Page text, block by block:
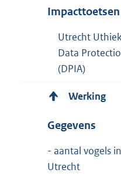
Impacttoetsen
Utrecht
Data
(DPIA)
Werking
Gegevens
- aantal vogels
Utrecht